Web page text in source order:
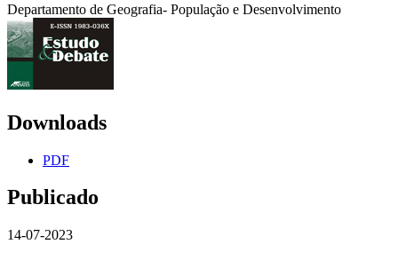
Departamento de Geografia- População e Desenvolvimento
Downloads
PDF
Publicado
14-07-2023